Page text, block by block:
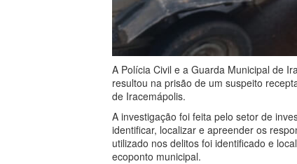
A Polícia Civil e a Guarda Municipal de
resultou na prisão de um suspeito
de Iracemápolis.
A investigação foi feita pelo setor de
identificar, localizar e apreender os
utilizado nos delitos foi identificado e
ecoponto municipal.